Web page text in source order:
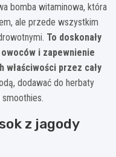
bomba witaminowa, która
ale przede wszystkim
To doskonały
i zapewnienie
właściwości przez cały
dodawać do herbaty
z jagody